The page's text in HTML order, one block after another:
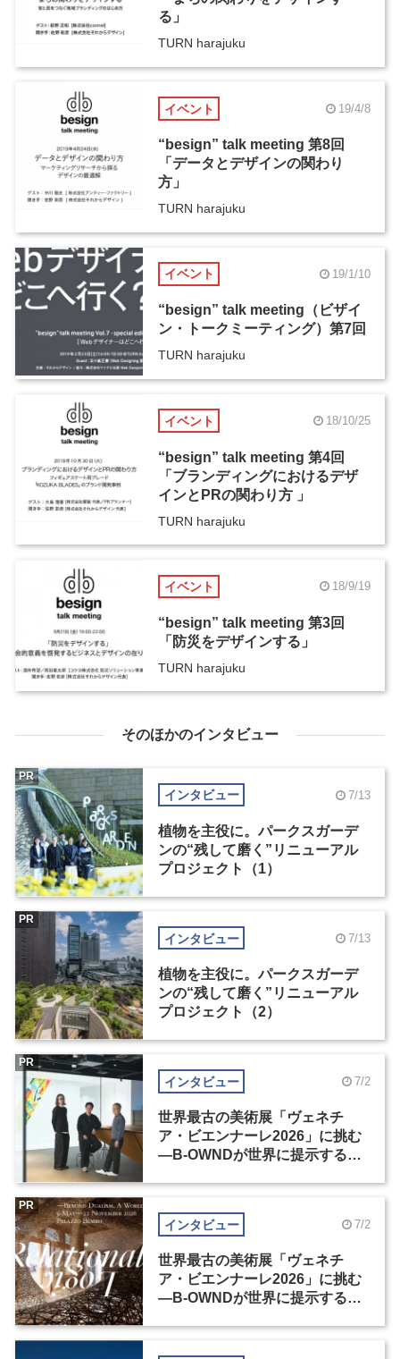
る」
TURN harajuku
イベント 19/4/8
“besign” talk meeting 第8回
「データとデザインの関わり
方」
TURN harajuku
イベント 19/1/10
“besign” talk meeting（ビザイ
ン・トークミーティング）第7回
TURN harajuku
イベント 18/10/25
“besign” talk meeting 第4回
「ブランディングにおけるデザ
インとPRの関わり方 」
TURN harajuku
イベント 18/9/19
“besign” talk meeting 第3回
「防災をデザインする」
TURN harajuku
そのほかのインタビュー
インタビュー 7/13
植物を主役に。パークスガーデ
ンの“残して磨く”リニューアル
プロジェクト（1）
PR
インタビュー 7/13
植物を主役に。パークスガーデ
ンの“残して磨く”リニューアル
プロジェクト（2）
PR
インタビュー 7/2
世界最古の美術展「ヴェネチ
ア・ビエンナーレ2026」に挑む
―B-OWNDが世界に提示する美
PR
インタビュー 7/2
世界最古の美術展「ヴェネチ
ア・ビエンナーレ2026」に挑む
―B-OWNDが世界に提示する美
PR